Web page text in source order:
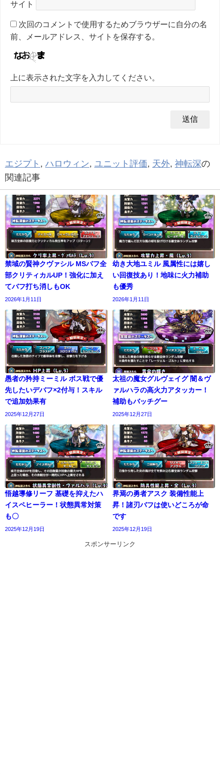
サイト
次回のコメントで使用するためブラウザーに自分の名
前、メールアドレス、サイトを保存する。
上に表示された文字を入力してください。
エジプト , ハロウィン, ユニット評価, 天外, 神転深の
関連記事
禁域の賢神クヴァシル MSバフ全
部クリティカルUP！強化に加え
てバフ打ち消しもOK
2026年1月11日
幼き大地ユミル 風属性には嬉し
い回復技あり！地味に火力補助
も優秀
2026年1月11日
愚者の矜持ミーミル ボス戦で優
先したいデバフ×2付与！スキル
で追加効果有
2025年12月27日
太祖の魔女グルヴェイグ 闇＆ヴ
ァルハラの高火力アタッカー！
補助もバッチグー
2025年12月27日
悟越導修リーフ 基礎を抑えたハ
イスペヒーラー！状態異常対策
も〇
2025年12月19日
界焉の勇者アスク 装備性能上
昇！諸刃バフは使いどころが命
です
2025年12月19日
スポンサーリンク